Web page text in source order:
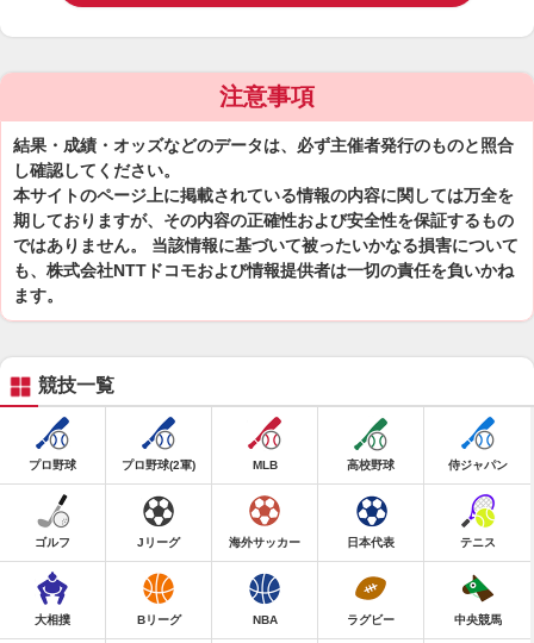
注意事項
結果・成績・オッズなどのデータは、必ず主催者発行のものと照合
し確認してください。
本サイトのページ上に掲載されている情報の内容に関しては万全を
期しておりますが、その内容の正確性および安全性を保証するもの
ではありません。 当該情報に基づいて被ったいかなる損害について
も、株式会社NTTドコモおよび情報提供者は一切の責任を負いかね
ます。
競技一覧
プロ野球 プロ野球(2軍) MLB 高校野球 侍ジャパン
ゴルフ Jリーグ 海外サッカー 日本代表 テニス
大相撲 Bリーグ NBA ラグビー 中央競馬